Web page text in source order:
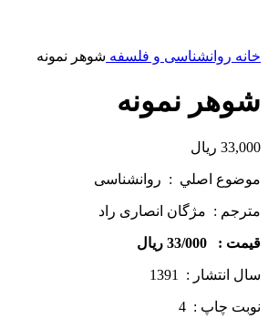
خانه روانشناسی و فلسفه شوهر نمونه
شوهر نمونه
33,000 ریال
موضوع اصلي : روانشناسی
مترجم : مژگان انصاری راد
قيمت : 33/000 ريال
سال انتشار : 1391
نوبت چاپ : 4